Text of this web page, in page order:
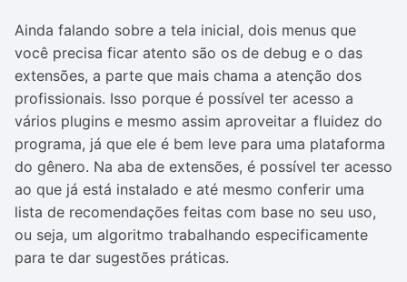
Ainda falando sobre a tela inicial, dois menus que
você precisa ficar atento são os de debug e o das
extensões, a parte que mais chama a atenção dos
profissionais. Isso porque é possível ter acesso a
vários plugins e mesmo assim aproveitar a fluidez do
programa, já que ele é bem leve para uma plataforma
do gênero. Na aba de extensões, é possível ter acesso
ao que já está instalado e até mesmo conferir uma
lista de recomendações feitas com base no seu uso,
ou seja, um algoritmo trabalhando especificamente
para te dar sugestões práticas.